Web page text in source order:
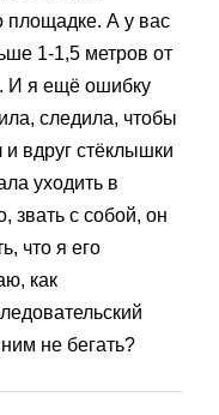
площадке. А у вас
1-1,5 метров от
И я ещё ошибку
следила, чтобы
вдруг стёклышки
уходить в
звать с собой, он
что я его
как
не бегать?